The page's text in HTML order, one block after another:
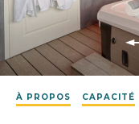
À PROPOS CAPACITÉ